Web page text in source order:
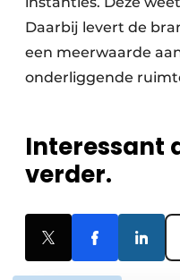
Daarbij levert de
een meerwaarde
onderliggende
Interessant
verder.